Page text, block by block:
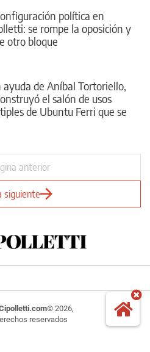
política en
se rompe la oposición y
otro bloque
ayuda de Aníbal Tortoriello,
el salón de usos
de Ubuntu Ferri que se
anterior
siguiente
© 2026,
reservados